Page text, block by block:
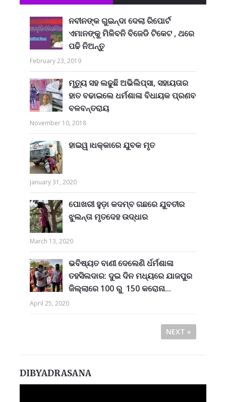
ନବୀନଙ୍କ ଗୁଇନ୍ଦା ଦେଲା ରିପୋର୍ଟ
ଏମାନଙ୍କୁ ମିଳିବନି ବିଜେଡି ଟିକେଟ , ଥରେ
ପଢି ନିଅନ୍ତୁ
February 23, 2019
ମୃତ୍ୟୁ ସହ ଲଢୁଛି ଅଭିଲିପ୍ସା, ସହାୟତାର
ହାତ ବଢାଇଲେ ଧର୍ମଶାଳା ବିଧାୟକ ପ୍ରଣବ
ବଳବନ୍ତରାୟ
November 10, 2018
ହାଇୱ।ଧକ୍କାରେ ଯୁବକ ମୃତ
January 31, 2020
ପୋଖରୀ ହୁଡ଼ା କଦମ୍ବ ଗଛରେ ଯୁବତୀର
ଝୁଲନ୍ତା ମୃତଦେହ ଉଦ୍ଧାର
March 13, 2020
ଭବିଷ୍ୟତ ବାଣୀ ଦେଲେଣି ର୍ଧର୍ମଶାଳା
ତହସିଲଦାର: ଦୁଇ ଦିନ ମଧ୍ୟରେ ଯାଜପୁର
ଜିଲ୍ଲାରେ 100 ରୁ 150 କରୋନା...
April 25, 2020
NEXT »
DIBYADRASANA